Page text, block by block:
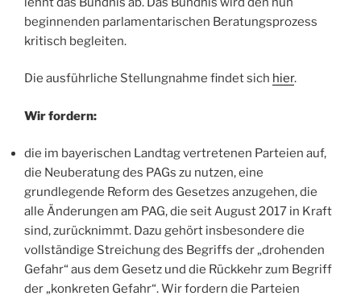
beginnenden parlamentarischen Beratungsprozess
kritisch begleiten.
Die ausführliche Stellungnahme findet sich hier.
Wir fordern:
die im bayerischen Landtag vertretenen Parteien auf,
die Neuberatung des PAGs zu nutzen, eine
grundlegende Reform des Gesetzes anzugehen, die
alle Änderungen am PAG, die seit August 2017 in Kraft
sind, zurücknimmt. Dazu gehört insbesondere die
vollständige Streichung des Begriffs der „drohenden
Gefahr“ aus dem Gesetz und die Rückkehr zum Begriff
der „konkreten Gefahr“. Wir fordern die Parteien